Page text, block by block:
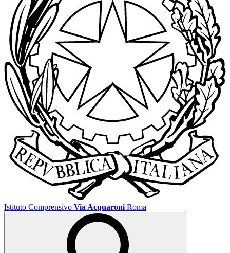
Istituto Comprensivo Via Acquaroni Roma